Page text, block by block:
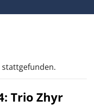
Trio Zhyr